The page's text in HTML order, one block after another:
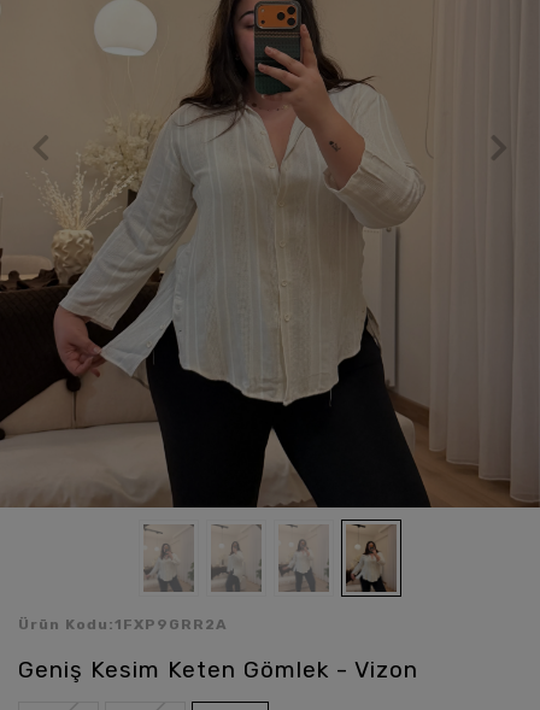
Ürün Kodu:1FXP9GRR2A
Geniş Kesim Keten Gömlek - Vizon